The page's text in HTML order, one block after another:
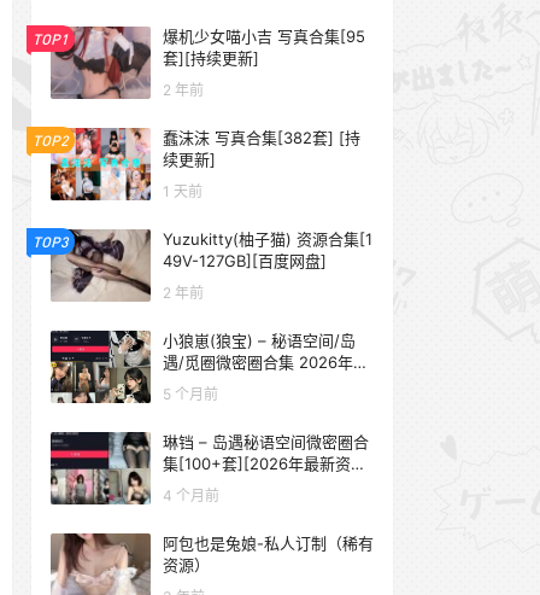
TOP1
爆机少女喵小吉 写真合集[95
套][持续更新]
2 年前
TOP2
蠢沫沫 写真合集[382套] [持
续更新]
1 天前
TOP3
Yuzukitty(柚子猫) 资源合集[1
49V-127GB][百度网盘]
2 年前
小狼崽(狼宝) – 秘语空间/岛
遇/觅圈微密圈合集 2026年抖
音资源更新中
5 个月前
琳铛 – 岛遇秘语空间微密圈合
集[100+套][2026年最新资源
更新中]
4 个月前
阿包也是兔娘-私人订制（稀有
资源）